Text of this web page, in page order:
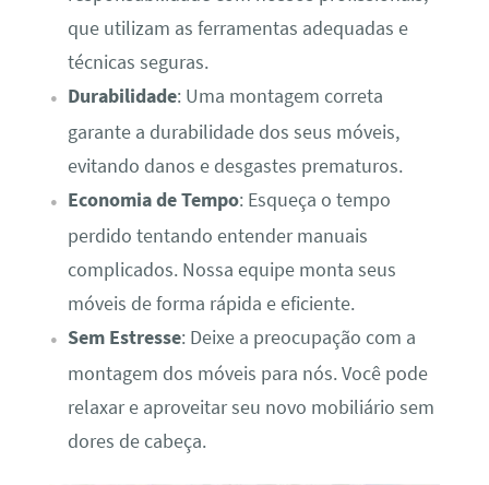
que utilizam as ferramentas adequadas e
técnicas seguras.
Durabilidade: Uma montagem correta
garante a durabilidade dos seus móveis,
evitando danos e desgastes prematuros.
Economia de Tempo: Esqueça o tempo
perdido tentando entender manuais
complicados. Nossa equipe monta seus
móveis de forma rápida e eficiente.
Sem Estresse: Deixe a preocupação com a
montagem dos móveis para nós. Você pode
relaxar e aproveitar seu novo mobiliário sem
dores de cabeça.